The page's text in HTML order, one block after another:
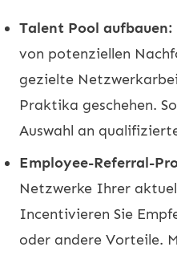
Talent Pool aufbauen:
von potenziellen
gezielte
Praktika geschehen.
Auswahl an
Employee-Referral-
Netzwerke Ihrer
Incentivieren Sie
oder andere Vorteile.